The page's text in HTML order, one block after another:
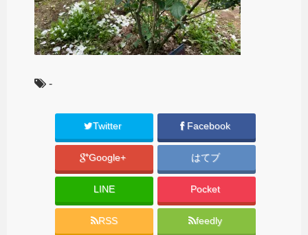
-
Twitter Facebook
Google+ はてブ
LINE Pocket
RSS feedly